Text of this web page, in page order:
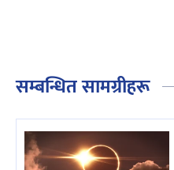
सम्बन्धित सामग्रीहरू